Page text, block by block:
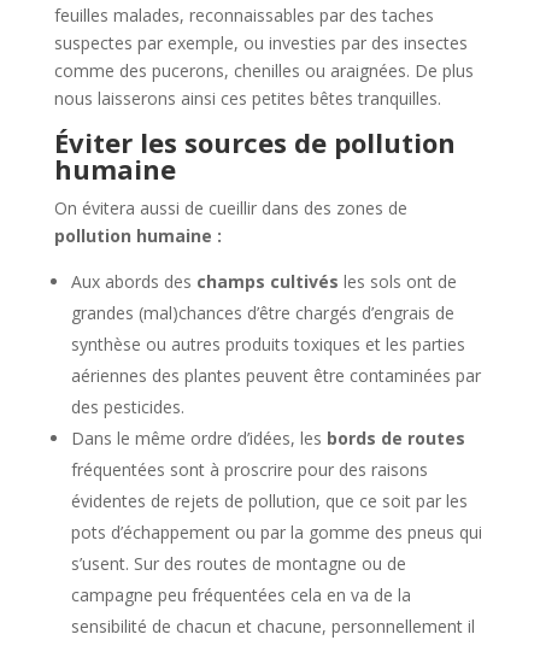
feuilles malades, reconnaissables par des taches
suspectes par exemple, ou investies par des insectes
comme des pucerons, chenilles ou araignées. De plus
nous laisserons ainsi ces petites bêtes tranquilles.
Éviter les sources de pollution
humaine
On évitera aussi de cueillir dans des zones de
pollution humaine :
Aux abords des champs cultivés les sols ont de
grandes (mal)chances d’être chargés d’engrais de
synthèse ou autres produits toxiques et les parties
aériennes des plantes peuvent être contaminées par
des pesticides.
Dans le même ordre d’idées, les bords de routes
fréquentées sont à proscrire pour des raisons
évidentes de rejets de pollution, que ce soit par les
pots d’échappement ou par la gomme des pneus qui
s’usent. Sur des routes de montagne ou de
campagne peu fréquentées cela en va de la
sensibilité de chacun et chacune, personnellement il